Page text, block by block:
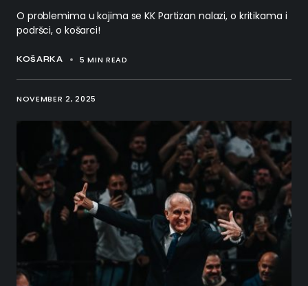
KOŠARKA 5 MIN READ
O problemima u kojima se KK Partizan nalazi, o kritikama i
podršci, o košarci!
NOVEMBER 2, 2025